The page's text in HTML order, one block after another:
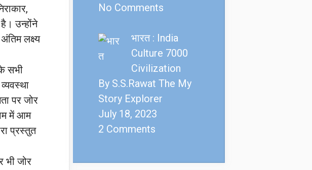
उन्होंने
लक्ष्य
सभी
पर जोर
में आम
प्रस्तुत
भी जोर
No Comments
भारत : India
Culture 7000
Civilization
By S.S.Rawat The My
Story Explorer
July 18, 2023
2 Comments